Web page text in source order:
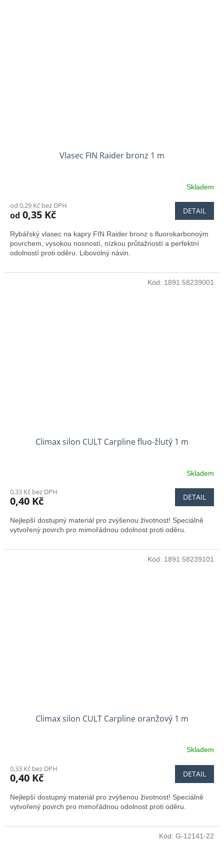
Vlasec FIN Raider bronz 1 m
Skladem
od 0,29 Kč bez DPH
od 0,35 Kč DETAIL
Rybářský vlasec na kapry FIN Raider bronz s fluorokarbonoým
povrchem, vysokou nosností, nízkou průtažností a perfektní
odolností proti oděru. Libovolný návin.
Climax silon CULT Carpline fluo-žlutý 1 m
Skladem
0,33 Kč bez DPH
0,40 Kč DETAIL
Nejlepší dostupný materiál pro zvýšenou životnost! Speciálně
vytvořený povrch pro mimořádnou odolnost proti oděru.
Kód: 1891 58239001
Climax silon CULT Carpline oranžový 1 m
Skladem
0,33 Kč bez DPH
0,40 Kč DETAIL
Nejlepší dostupný materiál pro zvýšenou životnost! Speciálně
vytvořený povrch pro mimořádnou odolnost proti oděru.
Kód: 1891 58239101
Kód: G-12141-22